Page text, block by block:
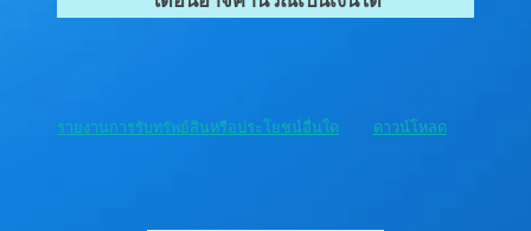
รายงานการรับทรัพย์สินหรือประโยชน์อื่นใด ดาวน์โหลด